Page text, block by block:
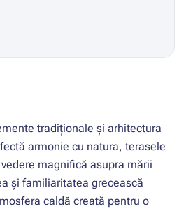
tradiționale și arhitectura
armonie cu natura, terasele
magnifică asupra mării
și familiaritatea grecească
caldă creată pentru o